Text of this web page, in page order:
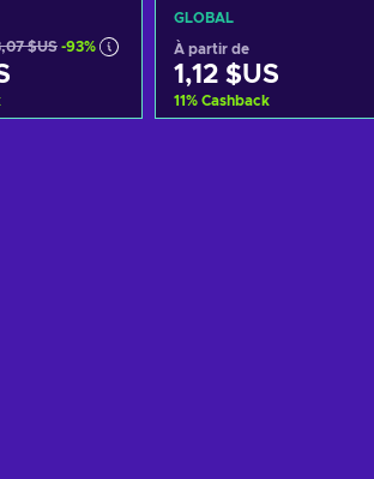
$US -93%
GLOBAL
À partir de
1,12 $US
11% Cashback